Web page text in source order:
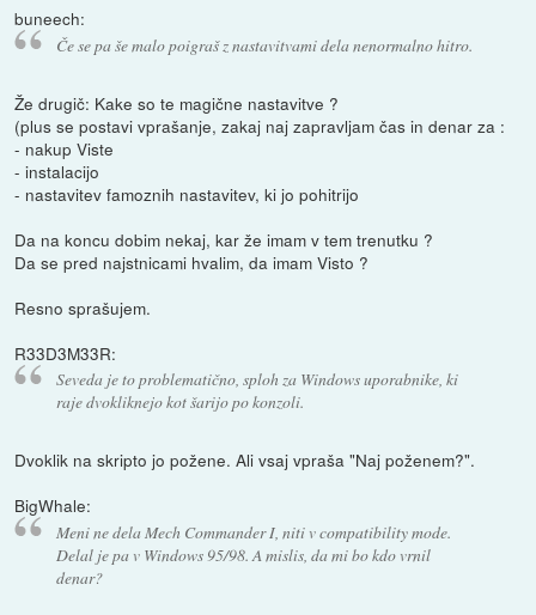
buneech:
Če se pa še malo poigraš z nastavitvami dela nenormalno hitro.
Že drugič: Kake so te magične nastavitve ?
(plus se postavi vprašanje, zakaj naj zapravljam čas in denar za :
- nakup Viste
- instalacijo
- nastavitev famoznih nastavitev, ki jo pohitrijo
Da na koncu dobim nekaj, kar že imam v tem trenutku ?
Da se pred najstnicami hvalim, da imam Visto ?
Resno sprašujem.
R33D3M33R:
Seveda je to problematično, sploh za Windows uporabnike, ki
raje dvokliknejo kot šarijo po konzoli.
Dvoklik na skripto jo požene. Ali vsaj vpraša "Naj poženem?".
BigWhale:
Meni ne dela Mech Commander I, niti v compatibility mode.
Delal je pa v Windows 95/98. A mislis, da mi bo kdo vrnil
denar?